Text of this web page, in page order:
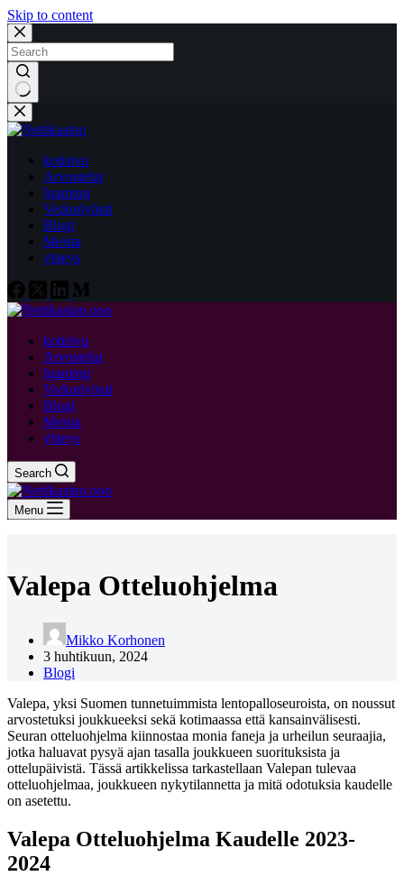
Skip to content
No
results
kotisivu
Arvostelut
Igaming
Vedonlyönti
Blogi
Meista
yhteys
kotisivu
Arvostelut
Igaming
Vedonlyönti
Blogi
Meista
yhteys
Search
Menu
Valepa Otteluohjelma
Mikko Korhonen
3 huhtikuun, 2024
Blogi
Valepa, yksi Suomen tunnetuimmista lentopalloseuroista, on noussut
arvostetuksi joukkueeksi sekä kotimaassa että kansainvälisesti.
Seuran otteluohjelma kiinnostaa monia faneja ja urheilun seuraajia,
jotka haluavat pysyä ajan tasalla joukkueen suorituksista ja
ottelupäivistä. Tässä artikkelissa tarkastellaan Valepan tulevaa
otteluohjelmaa, joukkueen nykytilannetta ja mitä odotuksia kaudelle
on asetettu.
Valepa Otteluohjelma Kaudelle 2023-
2024